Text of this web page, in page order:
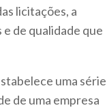
licitações, a
de qualidade que
uma série
de uma empresa